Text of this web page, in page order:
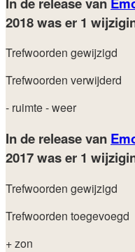
2018was er 1
Trefwoorden gewijzigd
Trefwoorden verwijderd
- ruimte- weer
In de release van
2017was er 1
Trefwoorden gewijzigd
Trefwoorden toegevoegd
+ zon